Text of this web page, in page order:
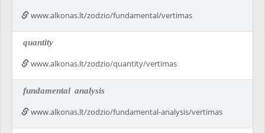
www.alkonas.lt/zodzio/fundamental/vertimas
quantity
www.alkonas.lt/zodzio/quantity/vertimas
fundamental analysis
www.alkonas.lt/zodzio/fundamental-analysis/vertimas